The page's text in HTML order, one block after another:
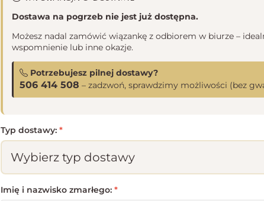
Dostawa na pogrzeb nie jest już dostępna.
Możesz nadal zamówić wiązankę z odbiorem w biurze –
wspomnienie lub inne okazje.
Potrzebujesz pilnej dostawy?
506 414 508 – zadzwoń, sprawdzimy możliwości (bez
Typ dostawy: *
Imię i nazwisko zmarłego: *